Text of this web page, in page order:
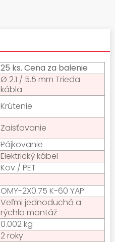
25 ks. Cena za balenie
Ø 2.1 / 5.5 mm Trieda
kábla
Krútenie
Zaisťovanie
Pájkovanie
Elektrický kábel
Kov / PET
OMY-2X0.75 K-60 YAP
Veľmi jednoduchá a
rýchla montáž
0.002 kg
2 roky